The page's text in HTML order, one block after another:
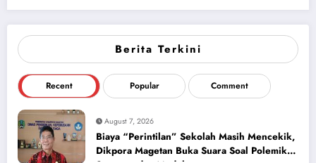
Berita Terkini
Recent Popular Comment
August 7, 2026
Biaya “Perintilan” Sekolah Masih Mencekik,
Dikpora Magetan Buka Suara Soal Polemik